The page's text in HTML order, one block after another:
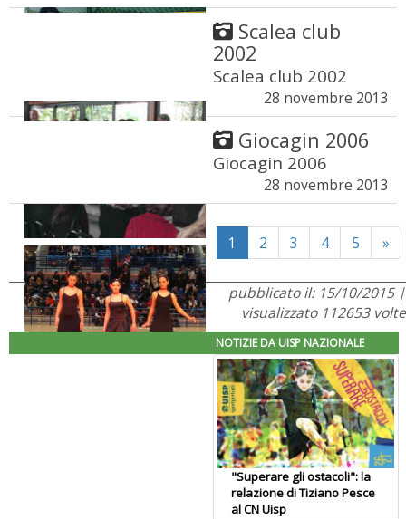
Scalea club
2002
Scalea club 2002
28 novembre 2013
Giocagin 2006
Giocagin 2006
28 novembre 2013
1 2 3 4 5 »
pubblicato il: 15/10/2015 |
visualizzato 112653 volte
NOTIZIE DA UISP NAZIONALE
"Superare gli ostacoli": la
relazione di Tiziano Pesce
al CN Uisp